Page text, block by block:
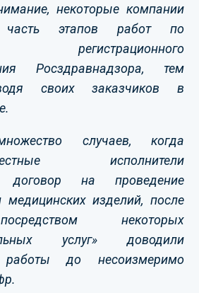
некоторые компании
часть этапов работ по
регистрационного
Росздравнадзора, тем
своих заказчиков в
случаев, когда
исполнители
договор на проведение
медицинских изделий, после
некоторых
услуг» доводили
работы до несоизмеримо